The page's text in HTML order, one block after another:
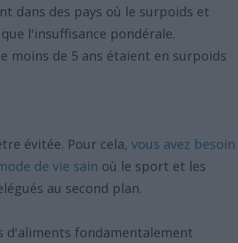
dans des pays où le surpoids et
l'insuffisance pondérale.
moins de 5 ans étaient en surpoids
évitée. Pour cela, vous avez besoin
de vie sain où le sport et les
au second plan.
d'aliments fondamentalement